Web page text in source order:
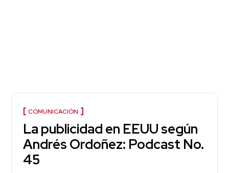
COMUNICACIÓN
La publicidad en EEUU según
Andrés Ordoñez: Podcast No.
45